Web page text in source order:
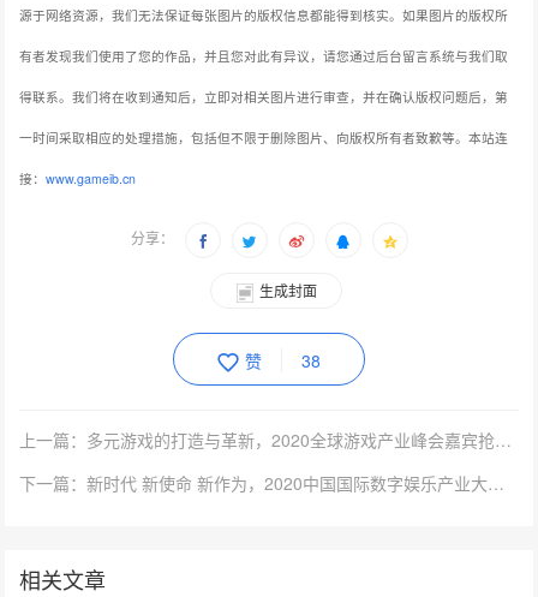
源于网络资源，我们无法保证每张图片的版权信息都能得到核实。如果图片的版权所
有者发现我们使用了您的作品，并且您对此有异议，请您通过后台留言系统与我们取
得联系。我们将在收到通知后，立即对相关图片进行审查，并在确认版权问题后，第
一时间采取相应的处理措施，包括但不限于删除图片、向版权所有者致歉等。本站连
接：www.gameib.cn
分享：
生成封面
赞 38
上一篇：多元游戏的打造与革新，2020全球游戏产业峰会嘉宾抢先看（五）
下一篇：新时代 新使命 新作为，2020中国国际数字娱乐产业大会嘉宾抢先看
相关文章